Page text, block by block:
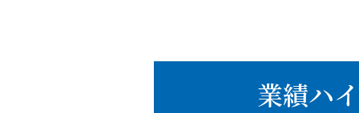
業績ハ